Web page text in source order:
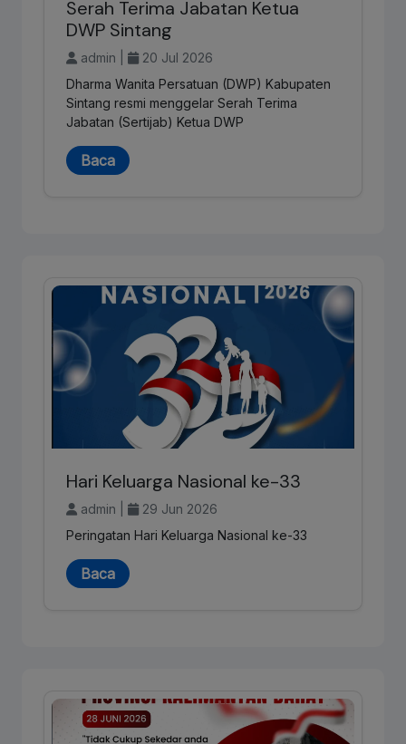
Serah Terima Jabatan Ketua
DWP Sintang
admin |
20 Jul 2026
Dharma Wanita Persatuan (DWP) Kabupaten
Sintang resmi menggelar Serah Terima
Jabatan (Sertijab) Ketua DWP
Baca
Hari Keluarga Nasional ke-33
admin |
29 Jun 2026
Peringatan Hari Keluarga Nasional ke-33
Baca